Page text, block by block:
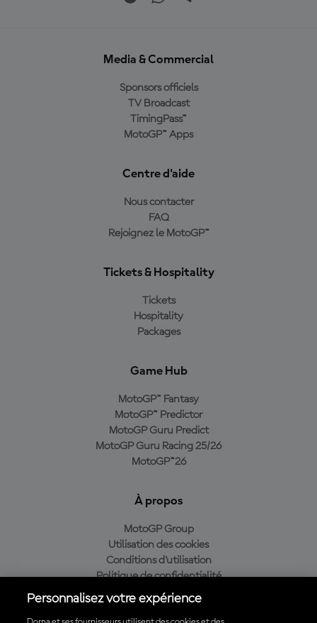
Media & Commercial
Sponsors officiels
TV Broadcast
TimingPass™
MotoGP™ Apps
Centre d'aide
Nous contacter
FAQ
Rejoignez le MotoGP™
Tickets & Hospitality
Tickets
Hospitality
Packages
Game Hub
MotoGP™ Fantasy
MotoGP™ Predictor
MotoGP Guru Predict
MotoGP Guru Racing 25/26
MotoGP™26
À propos
MotoGP Group
Utilisation des cookies
Conditions d'utilisation
Politique de confidentialité
Politique d’achat
Personnalisez votre expérience